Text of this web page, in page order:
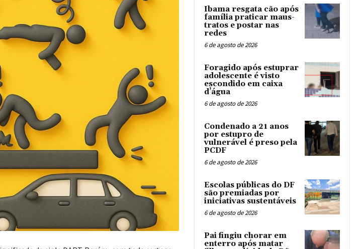
Ibama resgata cão após
família praticar maus-
tratos e postar nas
redes
6 de agosto de 2026
Foragido após estuprar
adolescente é visto
escondido em caixa
d’água
6 de agosto de 2026
Condenado a 21 anos
por estupro de
vulnerável é preso pela
PCDF
6 de agosto de 2026
Escolas públicas do DF
são premiadas por
iniciativas sustentáveis
6 de agosto de 2026
Pai fingiu chorar em
enterro após matar